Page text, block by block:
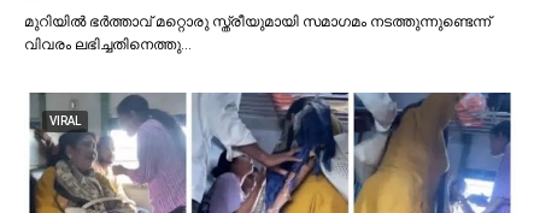
മുറിയില്‍ ഭർത്താവ് മറ്റൊരു സ്ത്രീയുമായി സമാഗമം നടത്തുന്നുണ്ടെന്ന്
വിവരം ലഭിച്ചതിനെത്തു…
VIRAL